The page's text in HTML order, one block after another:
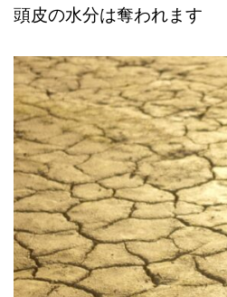
頭皮の水分は奪われます